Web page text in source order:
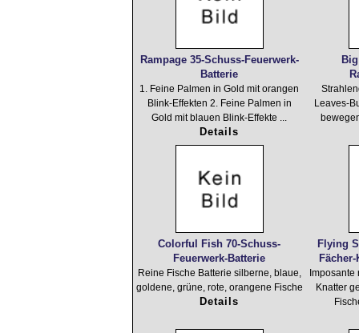
Rampage 35-Schuss-Feuerwerk-
Batterie
1. Feine Palmen in Gold mit orangen
Blink-Effekten 2. Feine Palmen in
Gold mit blauen Blink-Effekte ...
Details
Leaves-
Colorful Fish 70-Schuss-
Feuerwerk-Batterie
Reine Fische Batterie silberne, blaue,
goldene, grüne, rote, orangene Fische
Details
Flying
Imposante
Knatter